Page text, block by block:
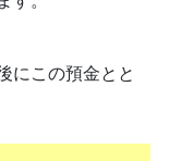
にこの預金とと